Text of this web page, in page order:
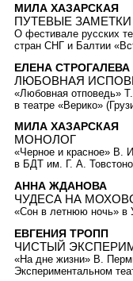
МИЛА ХАЗАРСКАЯ
ПУТЕВЫЕ ЗАМЕТКИ
О фестивале русских
стран СНГ и Балтии
ЕЛЕНА СТРОГАЛЕВА
ЛЮБОВНАЯ
«Любовная отповедь»
в театре «Верико»
МИЛА ХАЗАРСКАЯ
МОНОЛОГ
«Черное и красное» В.
в БДТ им. Г. А.
АННА ЖДАНОВА
ЧУДЕСА НА
«Сон в летнюю ночь» в
ЕВГЕНИЯ ТРОПП
ЧИСТЫЙ
«На дне жизни» В.
Экспериментальном